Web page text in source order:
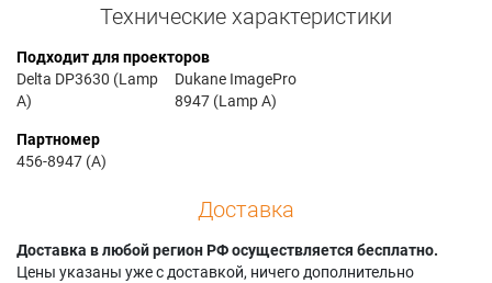
Технические характеристики
Подходит для проекторов
Delta DP3630 (Lamp
A)
Dukane ImagePro
8947 (Lamp A)
Партномер
456-8947 (A)
Доставка
Доставка в любой регион РФ осуществляется бесплатно.
Цены указаны уже с доставкой, ничего дополнительно